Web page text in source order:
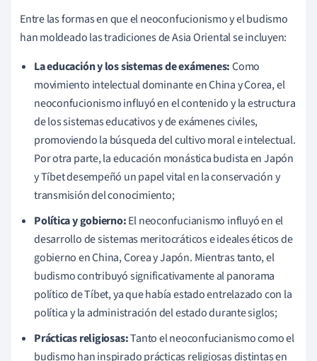
Entre las formas en que el neoconfucionismo y el budismo
han moldeado las tradiciones de Asia Oriental se incluyen:
La educación y los sistemas de exámenes:Como
movimiento intelectual dominante en China y Corea, el
neoconfucionismo influyó en el contenido y la estructura
de los sistemas educativos y de exámenes civiles,
promoviendo la búsqueda del cultivo moral e intelectual.
Por otra parte, la educación monástica budista en Japón
y Tíbet desempeñó un papel vital en la conservación y
transmisión del conocimiento;
Política y gobierno:El neoconfucianismo influyó en el
desarrollo de sistemas meritocráticos e ideales éticos de
gobierno en China, Corea y Japón. Mientras tanto, el
budismo contribuyó significativamente al panorama
político de Tíbet, ya que había estado entrelazado con la
política y la administración del estado durante siglos;
Prácticas religiosas:Tanto el neoconfucianismo como el
budismo han inspirado prácticas religiosas distintas en